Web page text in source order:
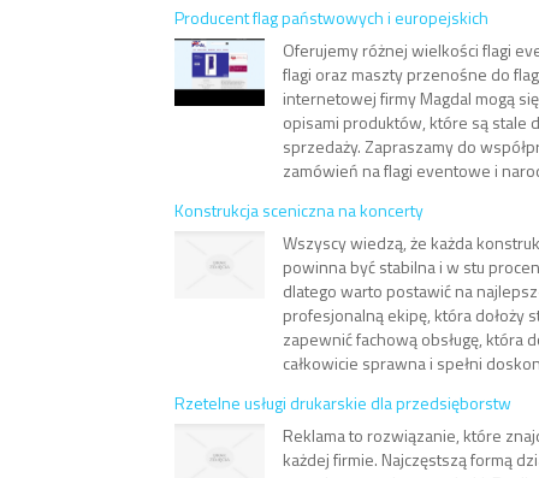
Producent flag państwowych i europejskich
Oferujemy różnej wielkości flagi
flagi oraz maszty przenośne do
internetowej firmy Magdal mogą
opisami produktów, które są stale
sprzedaży. Zapraszamy do
zamówień na flagi eventowe i
Konstrukcja sceniczna na koncerty
Wszyscy wiedzą, że każda
powinna być stabilna i w stu
dlatego warto postawić na
profesjonalną ekipę, która dołoży
zapewnić fachową obsługę, która
całkowicie sprawna i spełni
Rzetelne usługi drukarskie dla przedsięborstw
Reklama to rozwiązanie, które
każdej firmie. Najczęstszą formą